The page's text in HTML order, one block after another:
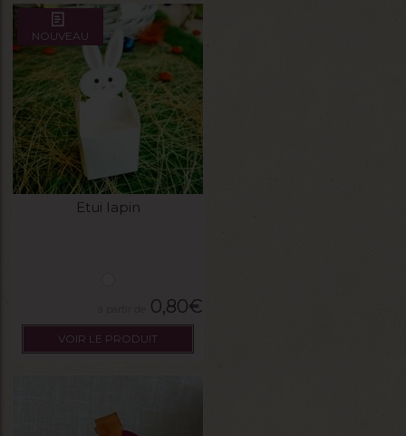
NOUVEAU
Etui lapin
0,80€
VOIR LE PRODUIT